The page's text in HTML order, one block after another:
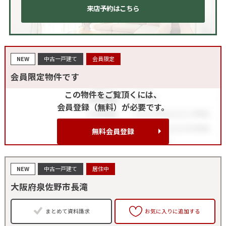
来店予約はこちら
NEW 中古一戸建て 会員限定
会員限定物件です
この物件をご覧頂くには、
会員登録（無料）が必要です。
無料会員登録
NEW 中古一戸建て 居住中
大阪府泉佐野市長滝
まとめて資料請求 お気に入りに追加する